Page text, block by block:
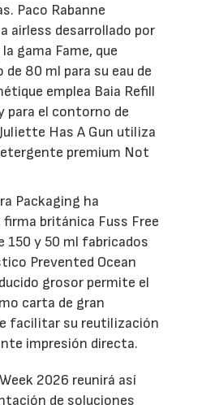
Paco Rabanne
airless desarrollado por
gama Fame, que
80 ml para su eau de
emplea Baia Refill
para el contorno de
Has A Gun utiliza
premium Not
Packaging ha
firma británica Fuss Free
150 y 50 ml fabricados
Prevented Ocean
grosor permite el
carta de gran
facilitar su reutilización
impresión directa.
2026 reunirá así
de soluciones